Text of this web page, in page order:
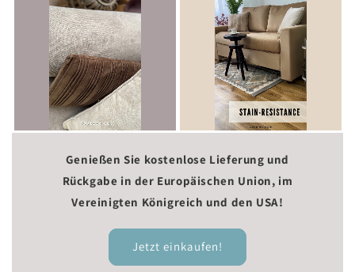
Genießen Sie kostenlose Lieferung und
Rückgabe in der Europäischen Union, im
Vereinigten Königreich und den USA!
Jetzt einkaufen!